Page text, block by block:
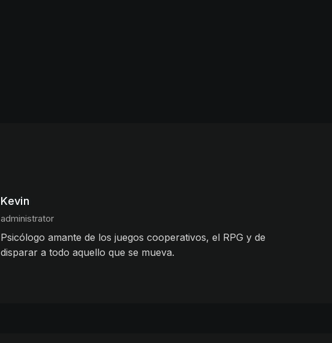
Kevin
administrator
Psicólogo amante de los juegos cooperativos, el RPG y de
disparar a todo aquello que se mueva.